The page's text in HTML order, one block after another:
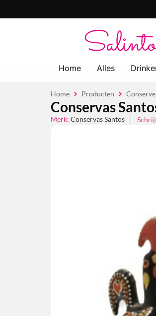
Home Alles
Home Producten
Conservas
Merk: Conservas Santos